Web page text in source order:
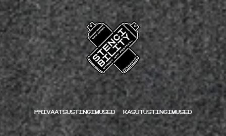
Privaatsustingimused kasutustingimused